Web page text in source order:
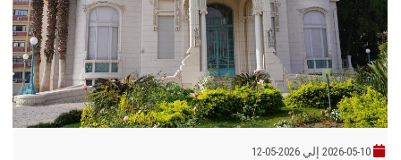
2026-05-10 إلي 2026-05-12